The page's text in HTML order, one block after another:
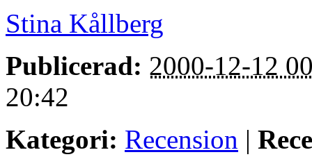
Stina Kållberg
Publicerad: 2000-12-12
20:42
Kategori: Recension |